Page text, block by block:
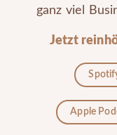
ganz viel
Jetzt
Apple